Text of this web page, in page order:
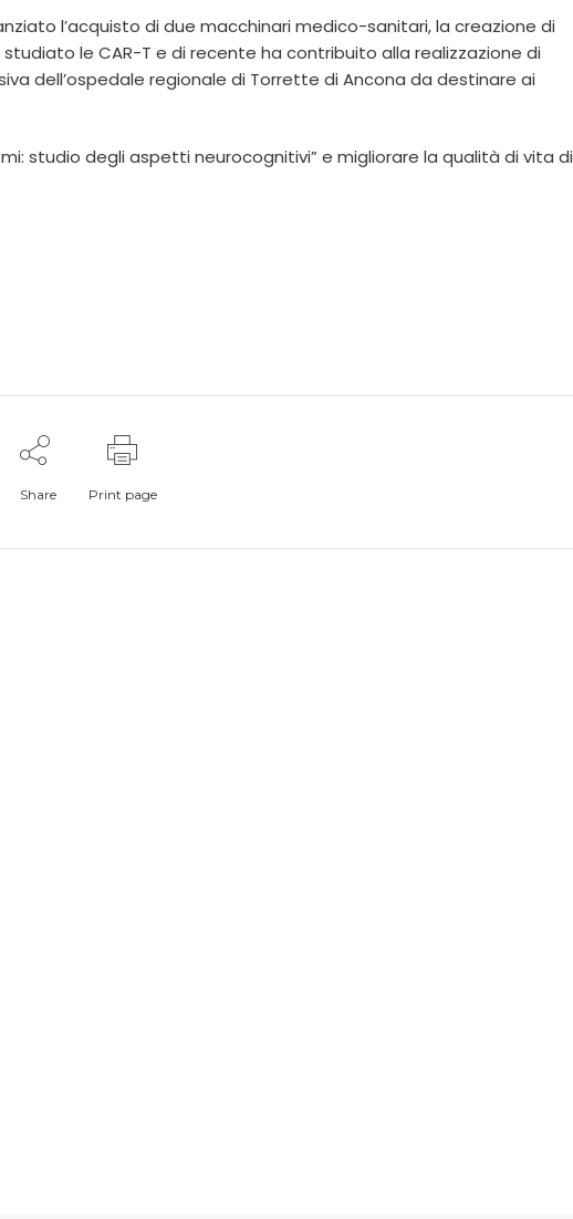
l’acquisto di due macchinari medico-sanitari, la creazione di
le CAR-T e di recente ha contribuito alla realizzazione di
dell’ospedale regionale di Torrette di Ancona da destinare ai
studio degli aspetti neurocognitivi” e migliorare la qualità di vita di
Share Print page